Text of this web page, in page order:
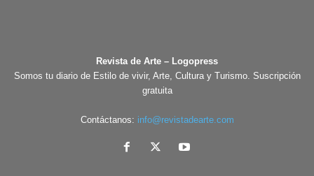
Revista de Arte – Logopress
Somos tu diario de Estilo de vivir, Arte, Cultura y Turismo. Suscripción
gratuita
Contáctanos: info@revistadearte.com